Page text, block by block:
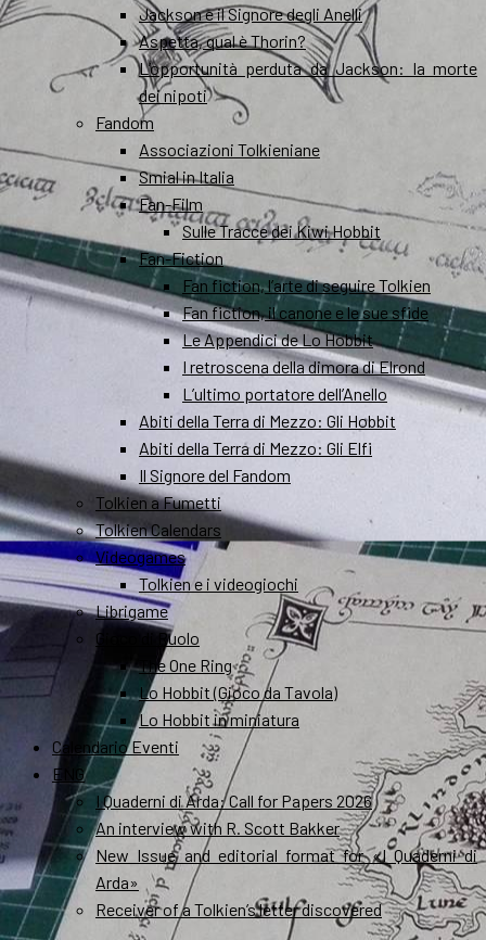
Jackson e il Signore degli Anelli
Aspetta, qual è Thorin?
L’opportunità perduta da Jackson: la morte
dei nipoti
Fandom
Associazioni Tolkieniane
Smial in Italia
Fan-Film
Sulle Tracce dei Kiwi Hobbit
Fan-Fiction
Fan fiction, l’arte di seguire Tolkien
Fan fiction, il canone e le sue sfide
Le Appendici de Lo Hobbit
I retroscena della dimora di Elrond
L’ultimo portatore dell’Anello
Abiti della Terra di Mezzo: Gli Hobbit
Abiti della Terra di Mezzo: Gli Elfi
Il Signore del Fandom
Tolkien a Fumetti
Tolkien Calendars
Videogames
Tolkien e i videogiochi
Librigame
Gioco di Ruolo
The One Ring
Lo Hobbit (Gioco da Tavola)
Lo Hobbit in miniatura
Calendario Eventi
ENG
I Quaderni di Arda: Call for Papers 2026
An interview with R. Scott Bakker
New Issue and editorial format for «I Quaderni di
Arda»
Receiver of a Tolkien’s letter discovered